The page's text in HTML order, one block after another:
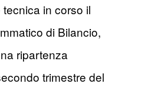
in corso il
di Bilancio,
ripartenza
trimestre del